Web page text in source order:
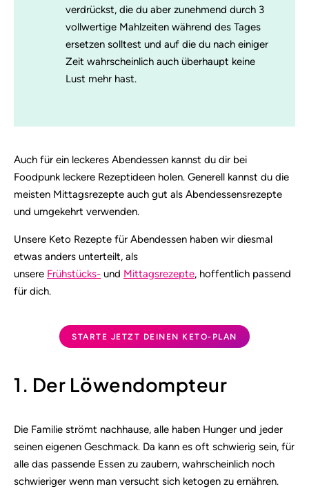
verdrückst, die du aber zunehmend durch 3
vollwertige Mahlzeiten während des Tages
ersetzen solltest und auf die du nach einiger
Zeit wahrscheinlich auch überhaupt keine
Lust mehr hast.
Auch für ein leckeres Abendessen kannst du dir bei
Foodpunk leckere Rezeptideen holen. Generell kannst du die
meisten Mittagsrezepte auch gut als Abendessensrezepte
und umgekehrt verwenden.
Unsere Keto Rezepte für Abendessen haben wir diesmal
etwas anders unterteilt, als
unsere Frühstücks- und Mittagsrezepte, hoffentlich passend
für dich.
STARTE JETZT DEINEN KETO-PLAN
1. Der Löwendompteur
Die Familie strömt nachhause, alle haben Hunger und jeder
seinen eigenen Geschmack. Da kann es oft schwierig sein, für
alle das passende Essen zu zaubern, wahrscheinlich noch
schwieriger wenn man versucht sich ketogen zu ernähren.